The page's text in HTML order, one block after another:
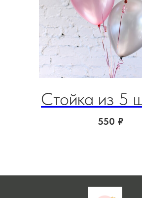
Стойка из 5
550 ₽